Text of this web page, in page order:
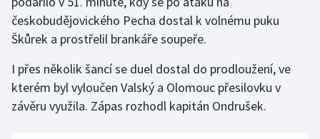
Stolní tenis
Triatlon
Veslování
Vodní slalom
českobudějovického Pecha dostal k volnému puku
Škůrek a prostřelil brankáře soupeře.
I přes několik šancí se duel dostal do prodloužení, ve
kterém byl vyloučen Valský a Olomouc přesilovku v
závěru využila. Zápas rozhodl kapitán Ondrušek.